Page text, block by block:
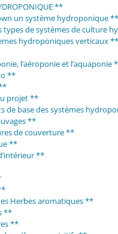
**
un système hydroponique **
types de systèmes de culture
hydroponiques verticaux
l’aéroponie et l’aquaponie
**
projet **
de base des systèmes
**
de couverture **
**
**
Herbes aromatiques **
**
**